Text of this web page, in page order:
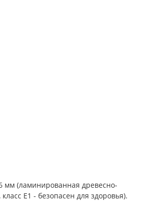
(ламинированная древесно-
E1 - безопасен для здоровья).